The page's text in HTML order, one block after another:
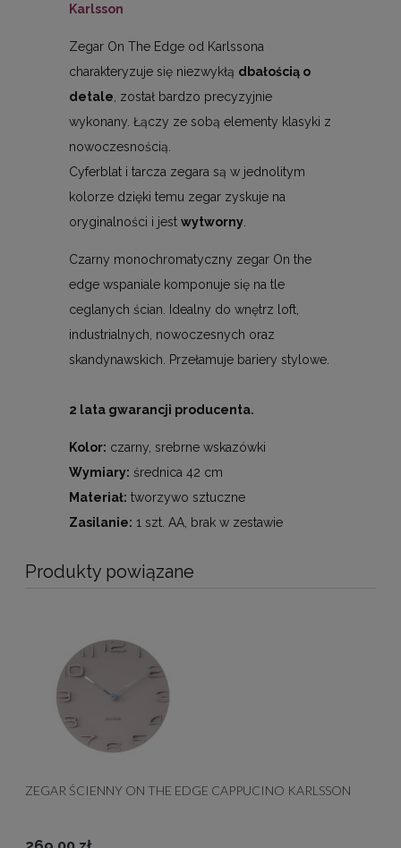
Karlsson
Zegar On The Edge od Karlssona
charakteryzuje się niezwykłą dbałością o
detale , został bardzo precyzyjnie
wykonany. Łączy ze sobą elementy klasyki z
nowoczesnością.
Cyferblat i tarcza zegara są w jednolitym
kolorze dzięki temu zegar zyskuje na
oryginalności i jest wytworny
Czarny monochromatyczny zegar On the
edge wspaniale komponuje się na tle
ceglanych ścian. Idealny do wnętrz loft,
industrialnych, nowoczesnych oraz
skandynawskich. Przełamuje bariery stylowe.
2 lata gwarancji producenta.
Kolor: czarny, srebrne wskazówki
Wymiary: średnica 42 cm
Materiał: tworzywo sztuczne
Zasilanie: 1 szt. AA, brak w zestawie
Produkty powiązane
ZEGAR ŚCIENNY ON THE EDGE CAPPUCINO KARLSSON